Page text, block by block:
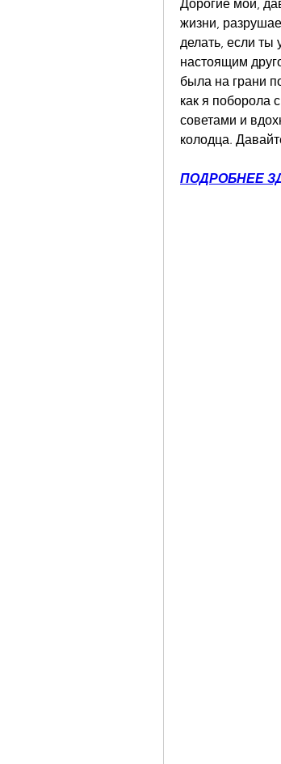
Дорогие мои,
жизни,
делать, если ты
настоящим
была на грани
как я поборола
советами и
колодца.
ПОДРОБНЕЕ